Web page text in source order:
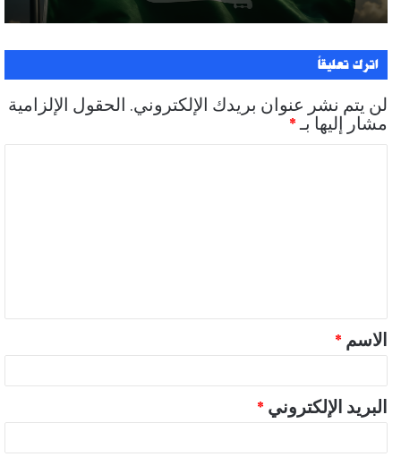
اترك تعليقاً
لن يتم نشر عنوان بريدك الإلكتروني. الحقول الإلزامية
مشار إليها بـ*
ق
*
الاسم *
البريد الإلكتروني *